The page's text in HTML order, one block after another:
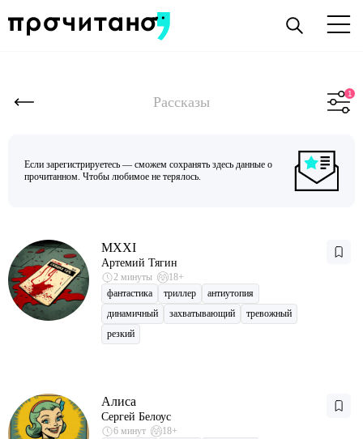
Рассказы
Если зарегистрируетесь — сможем сохранять здесь данные о
прочитанном. Чтобы любимое не терялось.
MXXI
Артемий Тягин
2 минуты
18+
фантастика
триллер
антиутопия
динамичный
захватывающий
тревожный
резкий
Алиса
Сергей Белоус
6 минут
18+